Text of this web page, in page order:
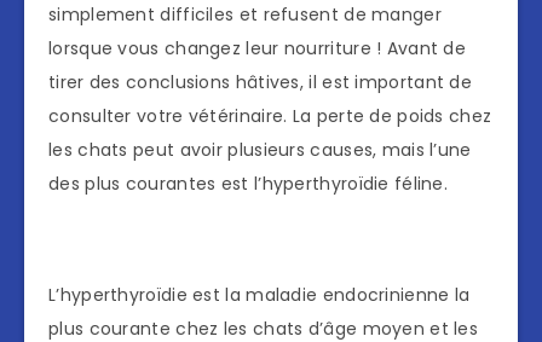
simplement difficiles et refusent de manger
lorsque vous changez leur nourriture ! Avant de
tirer des conclusions hâtives, il est important de
consulter votre vétérinaire. La perte de poids chez
les chats peut avoir plusieurs causes, mais l’une
des plus courantes est l’hyperthyroïdie féline.
L’hyperthyroïdie est la maladie endocrinienne la
plus courante chez les chats d’âge moyen et les